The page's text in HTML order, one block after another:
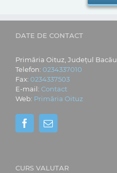
DATE DE CONTACT
Primăria Oituz, Județul Bacău
Telefon: 0234337010
Fax: 0234337503
E-mail: Contact
Web: Primăria Oituz
CURS VALUTAR